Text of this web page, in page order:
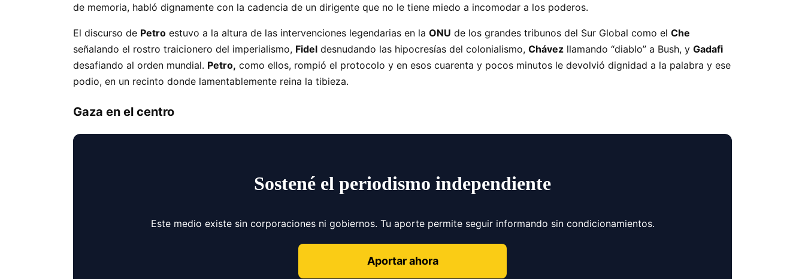
de memoria, habló dignamente con la cadencia de un dirigente que no le tiene miedo a incomodar a los poderos.
El discurso de Petro estuvo a la altura de las intervenciones legendarias en la ONU de los grandes tribunos del Sur Global como el Che
señalando el rostro traicionero del imperialismo, Fidel desnudando las hipocresías del colonialismo, Chávez llamando “diablo” a Bush, y Gadafi
desafiando al orden mundial. Petro, como ellos, rompió el protocolo y en esos cuarenta y pocos minutos le devolvió dignidad a la palabra y ese
podio, en un recinto donde lamentablemente reina la tibieza.
Gaza en el centro
Sostené el periodismo independiente
Este medio existe sin corporaciones ni gobiernos. Tu aporte permite seguir informando sin condicionamientos.
Aportar ahora